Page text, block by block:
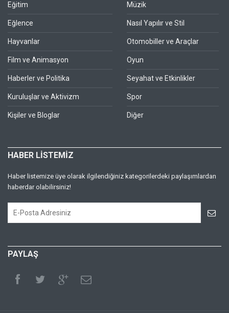
Eğitim
Eğlence
Hayvanlar
Film ve Animasyon
Haberler ve Politika
Kuruluşlar ve Aktivizm
Kişiler ve Bloglar
Müzik
Nasıl Yapılır ve Stil
Otomobiller ve Araçlar
Oyun
Seyahat ve Etkinlikler
Spor
Diğer
HABER LİSTEMİZ
Haber listemize üye olarak ilgilendiğiniz kategorilerdeki paylaşımlardan
haberdar olabilirsiniz!
PAYLAŞ